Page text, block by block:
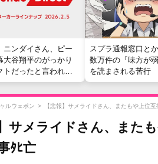
ニンダイさん、ピー
大谷翔平のがっかり
トだったと言われて
スプラ通報窓口と
数万件の『味方が
を読まされる苦行
ルウェポン > 【悲報】サメライドさん、またもや上位
】サメライドさん、また
ﾀﾋ亡